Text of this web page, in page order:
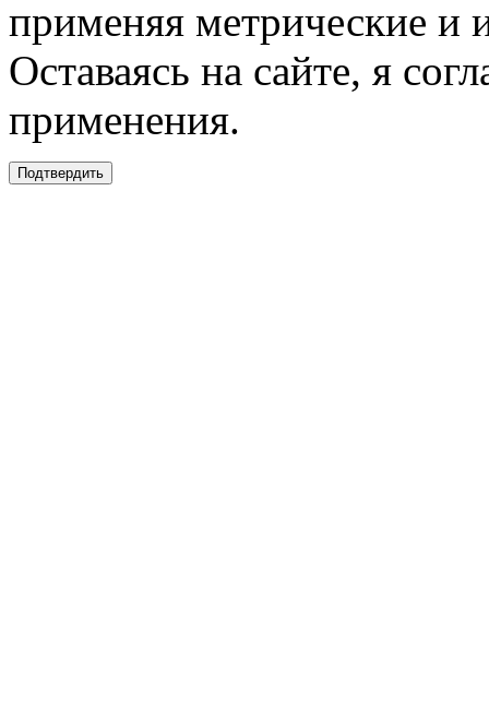
применяя метрические и
Оставаясь на сайте, я
применения.
Подтвердить